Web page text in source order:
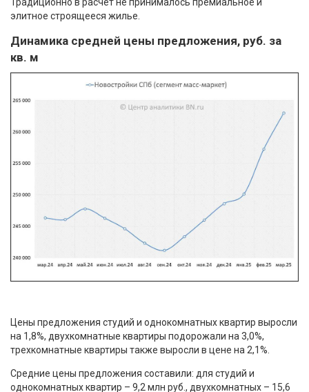
элитное строящееся жилье.
Динамика средней цены предложения, руб. за
кв. м
Цены предложения студий и однокомнатных квартир выросли
на 1,8%, двухкомнатные квартиры подорожали на 3,0%,
трехкомнатные квартиры также выросли в цене на 2,1%.
Средние цены предложения составили: для студий и
однокомнатных квартир – 9,2 млн руб., двухкомнатных – 15,6